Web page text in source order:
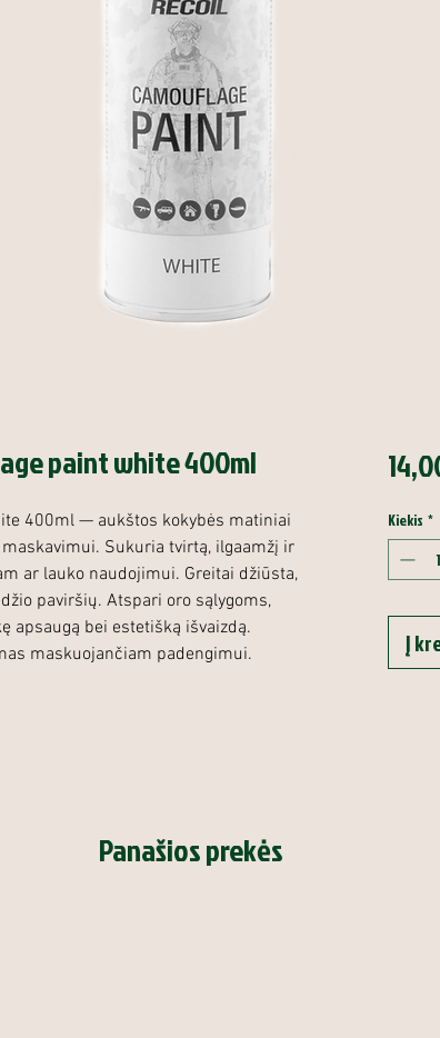
paint white 400ml
400ml — aukštos kokybės matiniai
Sukuria tvirtą, ilgaamžį ir
ar lauko naudojimui. Greitai džiūsta,
paviršių. Atspari oro sąlygoms,
apsaugą bei estetišką išvaizdą.
maskuojančiam padengimui.
Kiekis *
Į
Panašios prekės